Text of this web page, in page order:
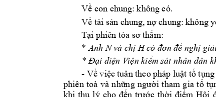
Về con chung: không có.
Về tài sản chung, nợ chung: không y
Tại phiên tòa sơ thẩm:
* Anh N và chị H có đơn đề nghị giải
* Đại diện Viện kiểm sát nhân dân
- Về việc tuân theo pháp luật tố tụng c
phiên toà và những người tham gia tố
khi thụ lý cho đến trước thời điểm Hội